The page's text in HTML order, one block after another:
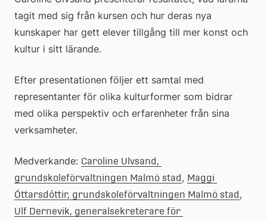
tagit med sig från kursen och hur deras nya
kunskaper har gett elever tillgång till mer konst och
kultur i sitt lärande.
Efter presentationen följer ett samtal med
representanter för olika kulturformer som bidrar
med olika perspektiv och erfarenheter från sina
verksamheter.
Medverkande: Caroline Ulvsand,
grundskoleförvaltningen Malmö stad, Maggi
Óttarsdóttir, grundskoleförvaltningen Malmö stad
Ulf Dernevik, generalsekreterare för